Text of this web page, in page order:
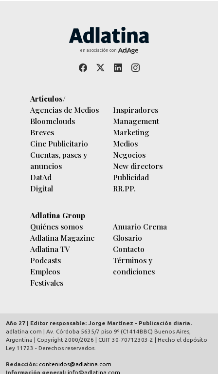
en asociación con
Artículos/
Agencias de Medios
Bloomclouds
Breves
Cine Publicitario
Cuentas, pases y
anuncios
DatAd
Digital
Inspiradores
Management
Marketing
Medios
Negocios
New directors
Publicidad
RR.PP.
Adlatina Group
Quiénes somos
Adlatina Magazine
Adlatina TV
Podcasts
Empleos
Festivales
Anuario Crema
Glosario
Contacto
Términos y
condiciones
Año 27 | Editor responsable: Jorge Martínez - Publicación diaria.
adlatina.com | Av. Córdoba 5635/7 piso 9º (C1414BBC) Buenos Aires,
Argentina | Copyright 2000/2026 | CUIT 30-70712303-2 | Hecho el depósito
Ley 11723 - Derechos reservados.
Redacción: contenidos@adlatina.com
Información general: info@adlatina.com